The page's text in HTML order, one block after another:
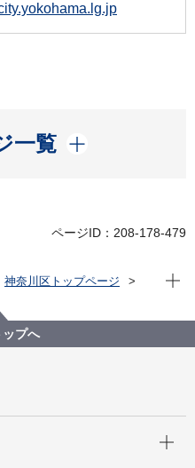
一覧
く
ページID：208-178-479
神奈川区トップページ
神奈川沖浪裏と神奈川宿
現在
プへ